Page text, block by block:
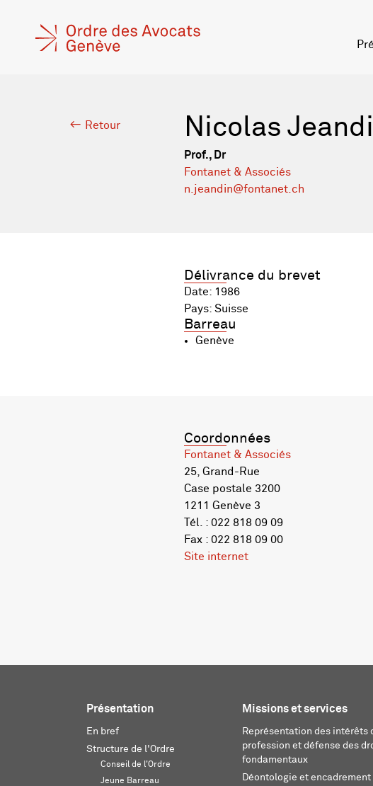
Retour Nicolas
Prof., Dr
Fontanet & Associés
n.jeandin@fontanet.ch
Délivrance du brevet
Date: 1986
Pays: Suisse
Barreau
Genève
Coordonnées
Fontanet & Associés
25, Grand-Rue
Case postale 3200
1211 Genève 3
Tél. : 022 818 09 09
Fax : 022 818 09 00
Site internet
Présentation
En bref
Structure de l'Ordre
Conseil de l'Ordre
Jeune Barreau
Missions et services
Représentation des intérêts
profession et défense des
fondamentaux
Déontologie et encadrement